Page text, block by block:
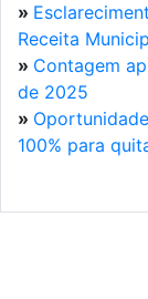
»
Receita
» Contagem
de 2025
»
100% para